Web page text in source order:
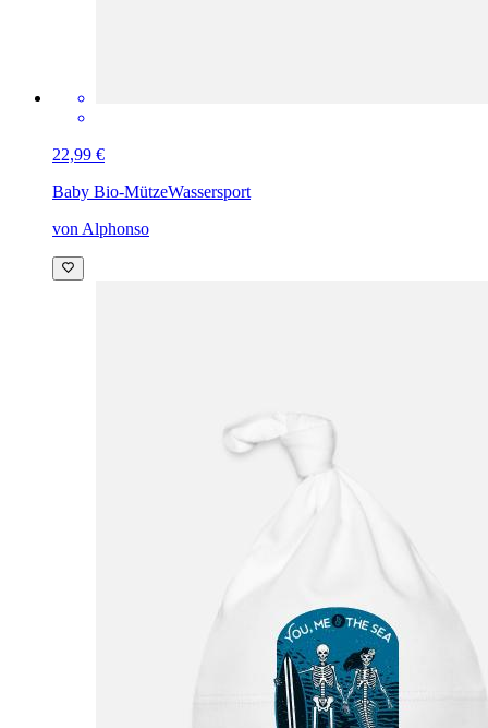
22,99 €
Baby Bio-MützeWassersport
von Alphonso